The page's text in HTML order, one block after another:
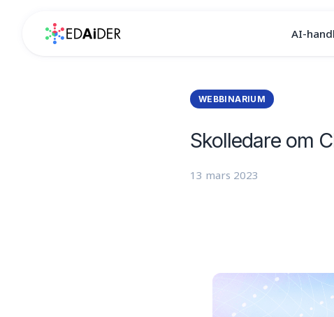
AI-
Logga in
Personuppgiftspolicy.
WEBBINARIUM
Skolledare om
13 mars 2023